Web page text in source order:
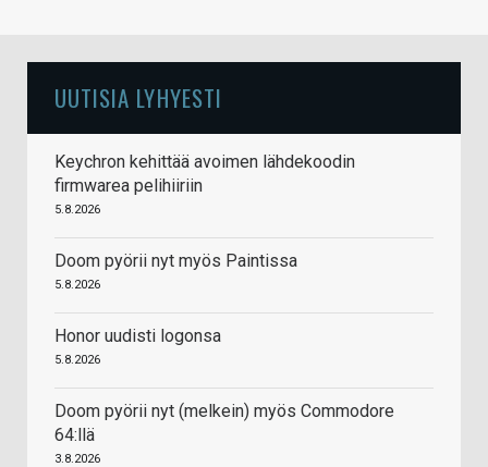
UUTISIA LYHYESTI
Keychron kehittää avoimen lähdekoodin
firmwarea pelihiiriin
5.8.2026
Doom pyörii nyt myös Paintissa
5.8.2026
Honor uudisti logonsa
5.8.2026
Doom pyörii nyt (melkein) myös Commodore
64:llä
3.8.2026